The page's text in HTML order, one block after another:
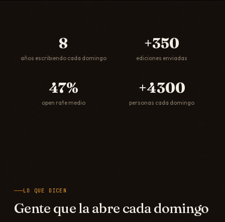
8
años escribiendo cada domingo
+350
ediciones enviadas
47%
open rate medio
+4300
personas cada domingo
LO QUE DICEN
Gente que la abre cada domingo